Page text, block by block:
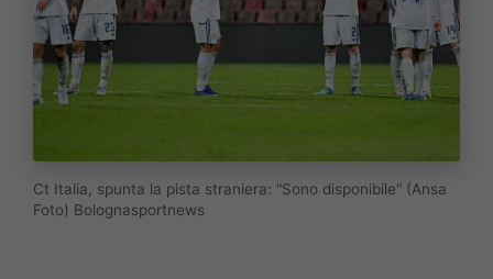
Ct Italia, spunta la pista straniera: "Sono disponibile" (Ansa
Foto) Bolognasportnews